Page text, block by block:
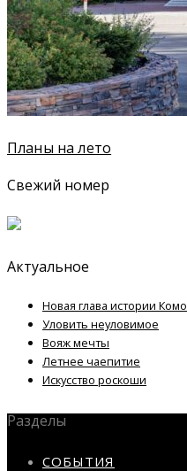
Планы на лето
Свежий номер
Актуальное
Новая глава истории Комо
Уловить неуловимое
Вояж мечты
Летнее чаепитие
Искусство роскоши
Разделы
СОБЫТИЯ